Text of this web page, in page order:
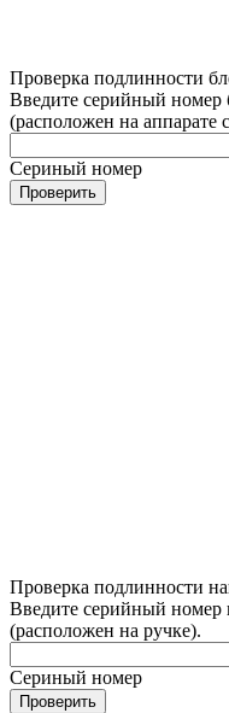
Проверка подлинности
Введите серийный номер
(расположен на аппарате
Сериный номер
Проверить
Проверка подлинности
Введите серийный номер
(расположен на ручке).
Сериный номер
Проверить